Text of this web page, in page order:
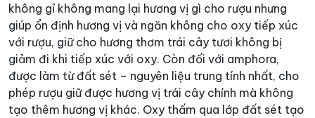
không gỉ không mang lại hương vị gì cho rượu nhưng
giúp ổn định hương vị và ngăn không cho oxy tiếp xúc
với rượu, giữ cho hương thơm trái cây tươi không bị
giảm đi khi tiếp xúc với oxy. Còn đối với amphora,
được làm từ đất sét – nguyên liệu trung tính nhất, cho
phép rượu giữ được hương vị trái cây chính mà không
tạo thêm hương vị khác. Oxy thấm qua lớp đất sét tạo